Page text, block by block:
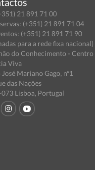
21 891 71 00
(+351) 21 891 71 04
(+351) 21 891 71 90
para a rede fixa nacional)
do Conhecimento - Centro
Viva
José Mariano Gago, nº1
das Nações
Lisboa, Portugal